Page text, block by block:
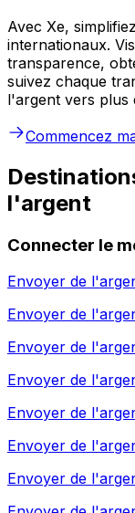
Avec Xe,
internationaux.
transparence,
suivez chaque
l'argent vers plus
Commencez
l'argent
Connecter le
Envoyer de
Envoyer de
Envoyer de
Envoyer de
Envoyer de
Envoyer de
Envoyer de